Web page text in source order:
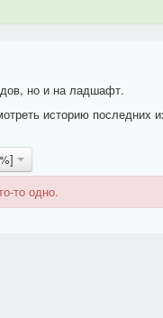
но и на ладшафт.
историю последних
то одно.